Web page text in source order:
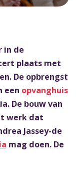
in de
plaats met
De opbrengst
een opvanghuis
De bouw van
werk dat
Jassey-de
mag doen. De